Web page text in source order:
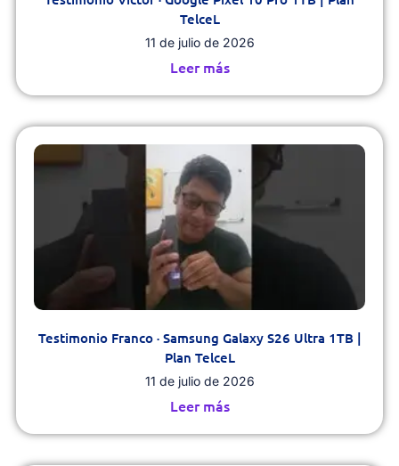
TelceL
11 de julio de 2026
Leer más
Testimonio Franco · Samsung Galaxy S26 Ultra 1TB |
Plan TelceL
11 de julio de 2026
Leer más